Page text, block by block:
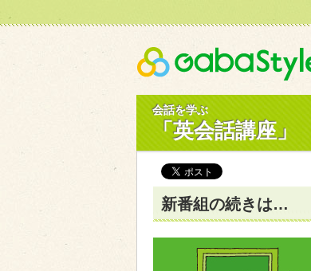
会話を学ぶ
「英会話講座」
新番組の続きは…